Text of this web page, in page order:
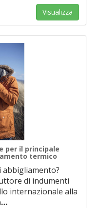
Visualizza
per il principale
termico
di indumenti
internazionale alla
…